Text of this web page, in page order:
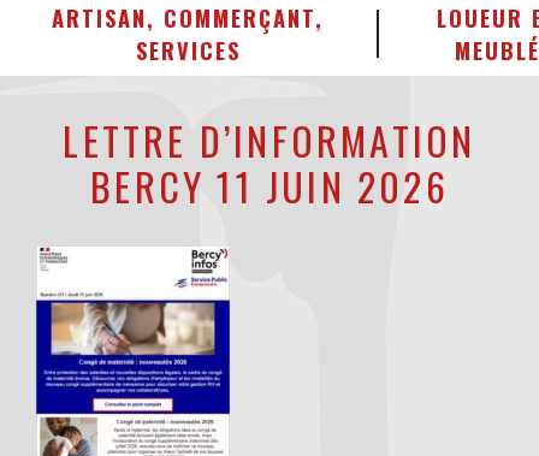
ARTISAN, COMMERÇANT,
SERVICES
LOUEUR
MEUBLÉ
LETTRE D’INFORMATION
BERCY 11 JUIN 2026